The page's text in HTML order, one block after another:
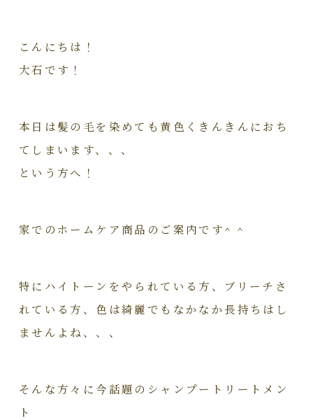
こんにちは！
大石です！
本日は髪の毛を染めても黄色くきんきんにおち
てしまいます、、、
という方へ！
家でのホームケア商品のご案内です^ ^
特にハイトーンをやられている方、ブリーチさ
れている方、色は綺麗でもなかなか長持ちはし
ませんよね、、、
そんな方々に今話題のシャンプートリートメン
ト